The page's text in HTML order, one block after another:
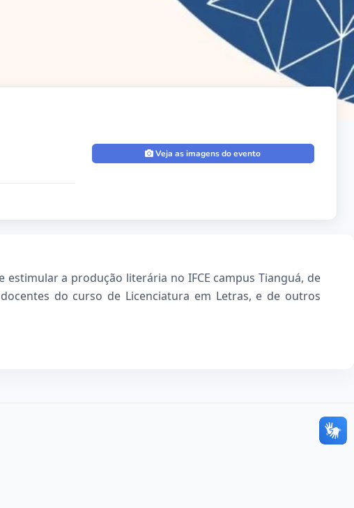
Veja as imagens do evento
a produção literária no IFCE campus Tianguá, de
do curso de Licenciatura em Letras, e de outros